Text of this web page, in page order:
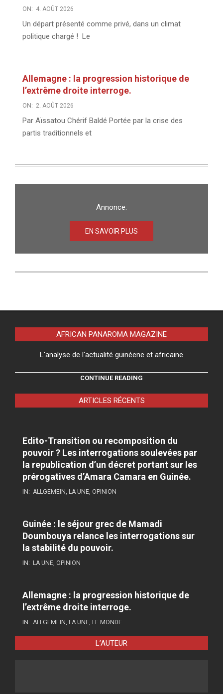
ON: 4. AOÛT 2026
Un départ présenté comme privé, dans un climat
politique chargé ! Le
Allemagne : la progression historique de
l’extrême droite interroge.
ON: 2. AOÛT 2026
Par Aïssatou Chérif Baldé Portée par la crise des
partis traditionnels et
Annonce:
EN SAVOIR PLUS
AFRICAN PANAROMA MAGAZINE
L'analyse de l'actualité guinéene et africaine
CONTINUE READING
ARTICLES RÉCENTS
Edito-Transition ou recomposition du
pouvoir ? Les interrogations soulevées par
la republication d’un décret portant sur les
prérogatives d’Amara Camara en Guinée.
IN: ALLGEMEIN, LA UNE, OPINION
Guinée : le séjour grec de Mamadi
Doumbouya relance les interrogations sur
la stabilité du pouvoir.
IN: LA UNE, OPINION
Allemagne : la progression historique de
l’extrême droite interroge.
IN: ALLGEMEIN, LA UNE, LE MONDE
L’AUTEUR